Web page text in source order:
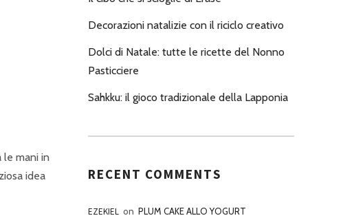
le mani in
idea
Decorazioni natalizie con il riciclo creativo
Dolci di Natale: tutte le ricette del Nonno
Pasticciere
Sahkku: il gioco tradizionale della Lapponia
RECENT COMMENTS
EZEKIEL on PLUM CAKE ALLO YOGURT